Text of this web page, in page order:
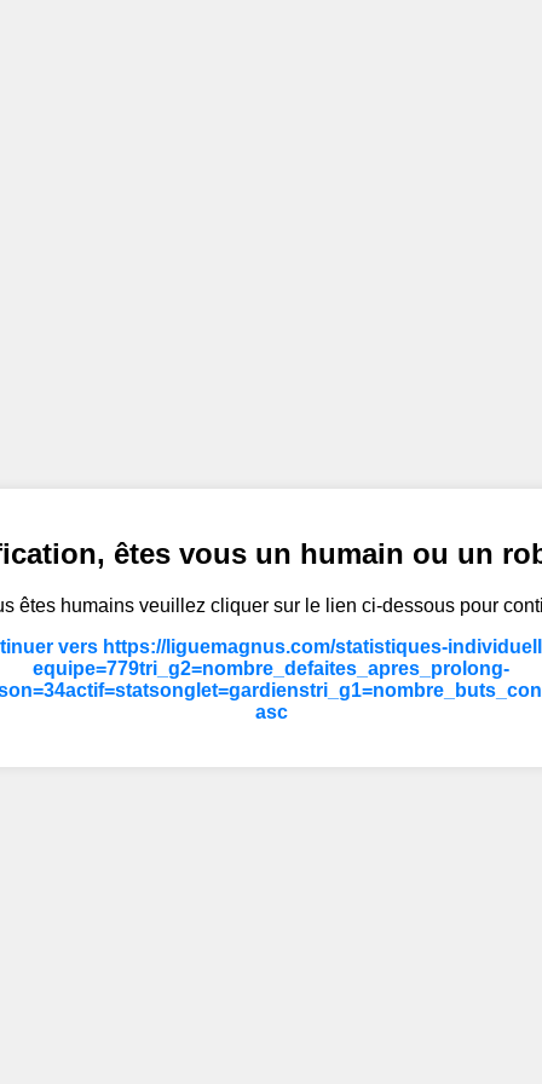
êtes vous un humain ou un
êtes humains veuillez cliquer sur le lien ci-dessous pour
vers https://liguemagnus.com/statistiques-
equipe=779tri_g2=nombre_defaites_apres_prolong-
asc